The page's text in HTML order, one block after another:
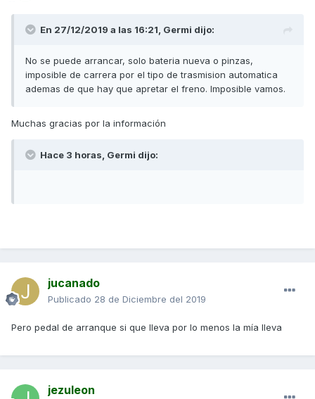
En 27/12/2019 a las 16:21, Germi dijo:
No se puede arrancar, solo bateria nueva o pinzas,
imposible de carrera por el tipo de trasmision automatica
ademas de que hay que apretar el freno. Imposible vamos.
Muchas gracias por la información
Hace 3 horas, Germi dijo:
jucanado
Publicado 28 de Diciembre del 2019
Pero pedal de arranque si que lleva por lo menos la mía lleva
jezuleon